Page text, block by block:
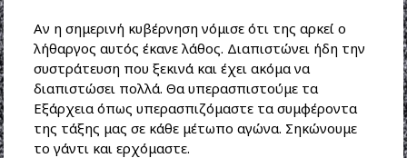
Αν η σημερινή κυβέρνηση νόμισε ότι της αρκεί ο
λήθαργος αυτός έκανε λάθος. Διαπιστώνει ήδη την
συστράτευση που ξεκινά και έχει ακόμα να
διαπιστώσει πολλά. Θα υπερασπιστούμε τα
Εξάρχεια όπως υπερασπιζόμαστε τα συμφέροντα
της τάξης μας σε κάθε μέτωπο αγώνα. Σηκώνουμε
το γάντι και ερχόμαστε.